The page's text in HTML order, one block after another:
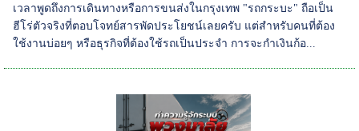
เวลาพูดถึงการเดินทางหรือการขนส่งในกรุงเทพ "รถกระบะ" ถือเป็น
ฮีโร่ตัวจริงที่ตอบโจทย์สารพัดประโยชน์เลยครับ แต่สำหรับคนที่ต้อง
ใช้งานบ่อยๆ หรือธุรกิจที่ต้องใช้รถเป็นประจำ การจะกำเงินก้อ...